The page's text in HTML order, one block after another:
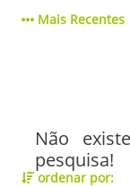
Mais Recentes
Não
pesquisa!
ordenar por: